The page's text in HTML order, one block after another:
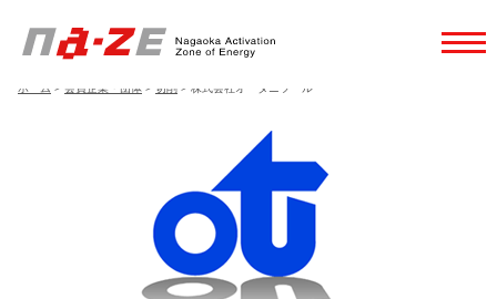
ホーム > 会員企業・団体 > 切削 > 株式会社オータニツール